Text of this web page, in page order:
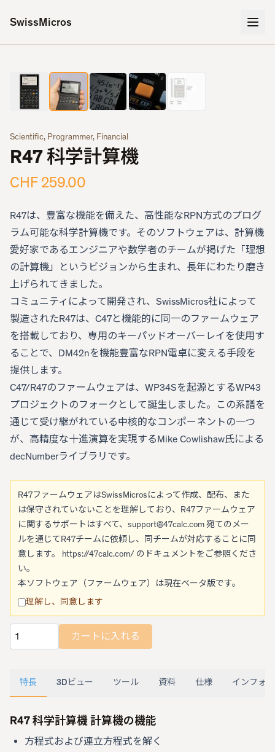
SwissMicros
Scientific, Programmer, Financial
R47 科学計算機
CHF 259.00
R47は、豊富な機能を備えた、高性能なRPN方式のプログ
ラム可能な科学計算機です。そのソフトウェアは、計算機
愛好家であるエンジニアや数学者のチームが掲げた「理想
の計算機」というビジョンから生まれ、長年にわたり磨き
上げられてきました。
コミュニティによって開発され、SwissMicros社によって
製造されたR47は、C47と機能的に同一のファームウェア
を搭載しており、専用のキーパッドオーバーレイを使用す
ることで、DM42nを機能豊富なRPN電卓に変える手段を
提供します。
C47/R47のファームウェアは、WP34Sを起源とするWP43
プロジェクトのフォークとして誕生しました。この系譜を
通じて受け継がれている中核的なコンポーネントの一つ
が、高精度な十進演算を実現するMike Cowlishaw氏による
decNumberライブラリです。
R47ファームウェアはSwissMicrosによって作成、配布、また
は保守されていないことを理解しており、R47ファームウェア
に関するサポートはすべて、 support@47calc.com宛てのメー
ルを通じてR47チームに依頼し、同チームが対応することに同
意します。 https://47calc.com/ のドキュメントをご参照くださ
い。
本ソフトウェア（ファームウェア）は現在ベータ版です。
理解し、同意します
数量
カートに入れる
特長 3Dビュー ツール 資料 仕様 インフォ
R47 科学計算機 計算機の機能
方程式および連立方程式を解く